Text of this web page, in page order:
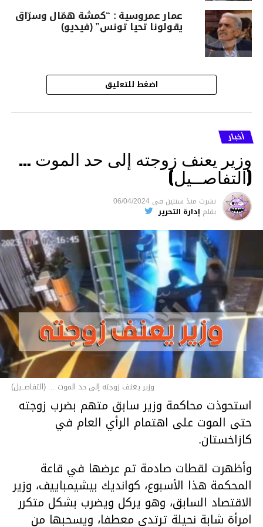
عمار عمروسية : “كمشة همّال وسرّاق
يقولونا تحيا تونس” (فيديو)
اضغط للتعليق
أخبار
وزير يعنف زوجته إلى حد الموت …
(التفاصــيل)
نشرت منذ سنتين فى 06/04/2024
بقلم إدارة التحرير
وزير يعنف زوجته إلى حد الموت ... (التفاصــيل)
استحوذت محاكمة وزير سابق متهم بضرب زوجته
حتى الموت على اهتمام الرأي العام في
كازاخستان.
وأظهرت لقطات صادمة تم عرضها في قاعة
المحكمة هذا الأسبوع، كوانديك بيشيمباييف، وزير
الاقتصاد السابق، وهو يركل ويضرب بشكل متكرر
امرأة شابة نحيلة ترتدي معطفا، ويسحبها من